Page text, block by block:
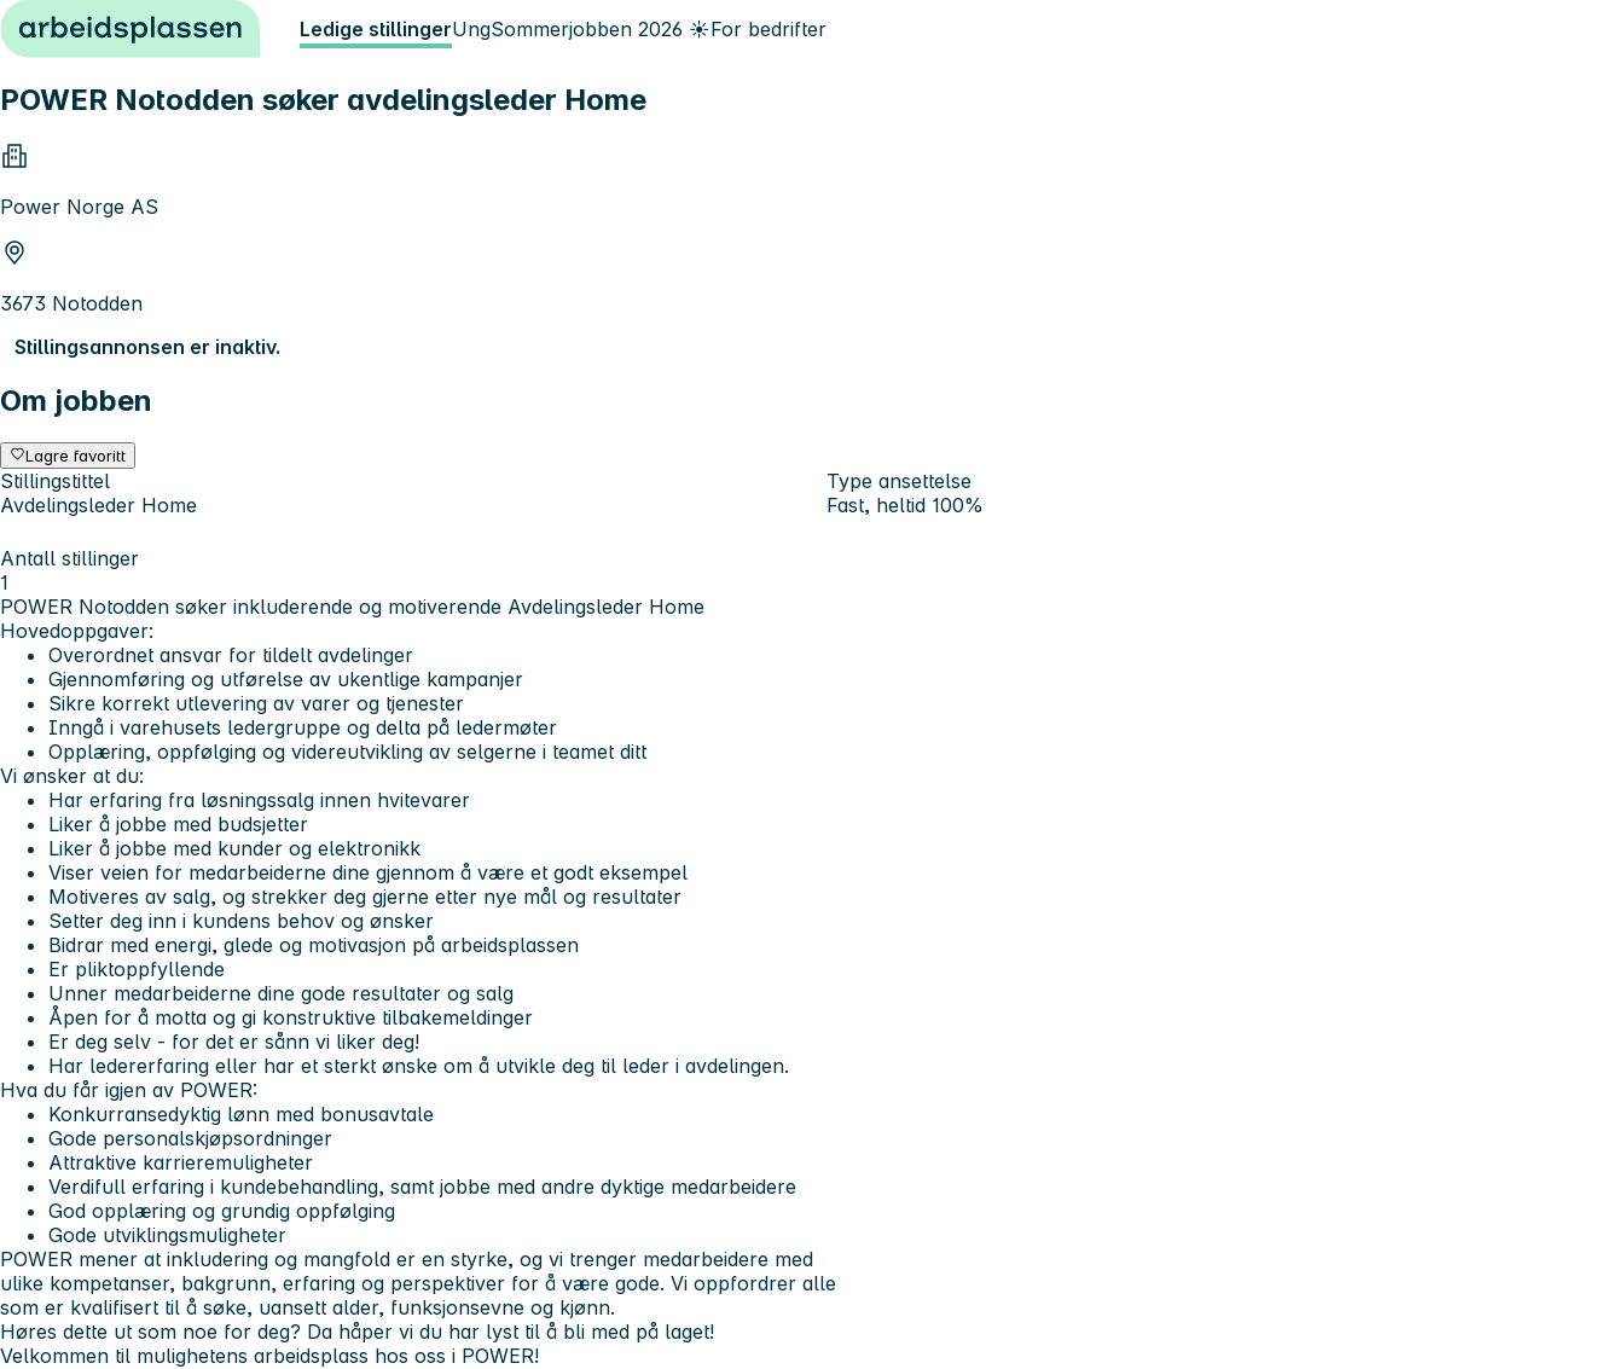
Hopp til innhold Ledige stillingerUngSommerjobben 2026 ☀️For bedrifter
POWER Notodden søker avdelingsleder Home
Power Norge AS
3673 Notodden
Stillingsannonsen er inaktiv.
Om jobben
Lagre favoritt
Stillingstittel
Avdelingsleder Home
Type ansettelse
Fast, heltid 100%
Antall stillinger
1
POWER Notodden søker inkluderende og motiverende Avdelingsleder Home
Hovedoppgaver:
Overordnet ansvar for tildelt avdelinger
Gjennomføring og utførelse av ukentlige kampanjer
Sikre korrekt utlevering av varer og tjenester
Inngå i varehusets ledergruppe og delta på ledermøter
Opplæring, oppfølging og videreutvikling av selgerne i teamet ditt
Vi ønsker at du:
Har erfaring fra løsningssalg innen hvitevarer
Liker å jobbe med budsjetter
Liker å jobbe med kunder og elektronikk
Viser veien for medarbeiderne dine gjennom å være et godt eksempel
Motiveres av salg, og strekker deg gjerne etter nye mål og resultater
Setter deg inn i kundens behov og ønsker
Bidrar med energi, glede og motivasjon på arbeidsplassen
Er pliktoppfyllende
Unner medarbeiderne dine gode resultater og salg
Åpen for å motta og gi konstruktive tilbakemeldinger
Er deg selv - for det er sånn vi liker deg!
Har ledererfaring eller har et sterkt ønske om å utvikle deg til leder i avdelingen.
Hva du får igjen av POWER:
Konkurransedyktig lønn med bonusavtale
Gode personalskjøpsordninger
Attraktive karrieremuligheter
Verdifull erfaring i kundebehandling, samt jobbe med andre dyktige medarbeidere
God opplæring og grundig oppfølging
Gode utviklingsmuligheter
POWER mener at inkludering og mangfold er en styrke, og vi trenger medarbeidere med
ulike kompetanser, bakgrunn, erfaring og perspektiver for å være gode. Vi oppfordrer alle
som er kvalifisert til å søke, uansett alder, funksjonsevne og kjønn.
Høres dette ut som noe for deg? Da håper vi du har lyst til å bli med på laget!
Velkommen til mulighetens arbeidsplass hos oss i POWER!